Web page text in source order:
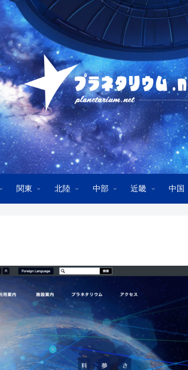
関東 北陸 中部 近畿 中国